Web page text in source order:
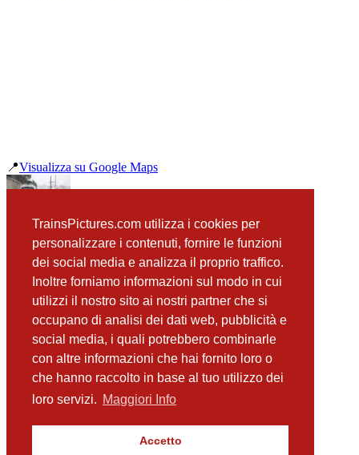
TrainsPictures.com utilizza i cookies per
personalizzare i contenuti, fornire le funzioni
dei social media e analizza il proprio traffico.
Inoltre forniamo informazioni sul modo in cui
utilizzi il nostro sito ai nostri partner che si
occupano di analisi dei dati web, pubblicità e
social media, i quali potrebbero combinarle
con altre informazioni che hai fornito loro o
che hanno raccolto in base al tuo utilizzo dei
loro servizi. Maggiori Info
Accetto
📍Visualizza su Google Maps
precedente
Carrozza Pilota Vivalto Roma San Pietro
successiva
ALe426 TAF Valle Aurelia
📸 Fotografie scattate nei dintorniVedi tutte ➔
Carrozza Pilota Vivalto Roma San Pietro
(0 m)
E656 472 Roma San Pietro
E656 096 Roma San Pietro